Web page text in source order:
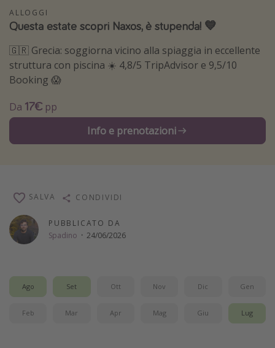
Egitto
Tunisia
Malta
Canarie
Capo Verde
Tipo di vacanza
Vacanze last minute
Vacanze di Pasqua 2026
Last minute capodanno
Vacanze con bambini
Viaggi per single
Altri argomenti
ALLOGGI
Questa estate scopri Naxos, è stupenda! 💙
🇬🇷 Grecia: soggiorna vicino alla spiaggia in eccellente
struttura con piscina ☀️ 4,8/5 TripAdvisor e 9,5/10
Booking 😱
Da 17€ pp
Info e prenotazioni
PUBBLICATO DA
Spadino · 24/06/2026
SALVA CONDIVIDI
Ago Set Ott Nov Dic Gen
Feb Mar Apr Mag Giu Lug